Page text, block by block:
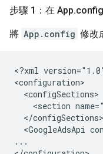
步驟 1：在 App.
將 App.config 修改
<?xml
<section
<GoogleAdsApi
...